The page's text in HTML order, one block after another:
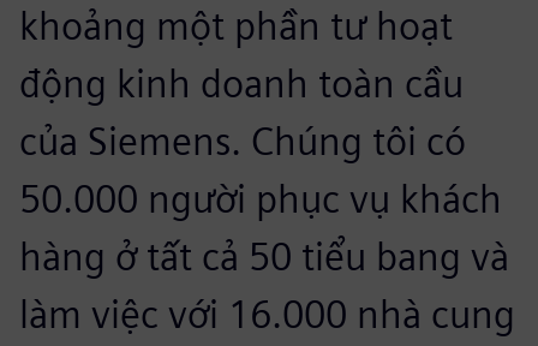
khoảng một phần tư hoạt
động kinh doanh toàn cầu
của Siemens. Chúng tôi có
50.000 người phục vụ khách
hàng ở tất cả 50 tiểu bang và
làm việc với 16.000 nhà cung